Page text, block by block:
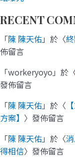
RECENT
「陳 陳天佑」於〈
佈留言
「workeryoyo 」於
發佈留言
「陳 陳天佑」於〈
方案】 〉發佈留言
「陳 陳天佑」於〈
得相信〉發佈留言